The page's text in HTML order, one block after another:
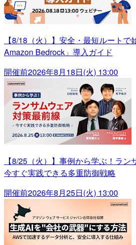
【8/18（火）】安全・最短ルート
Amazon Bedrock」導入ガイド
開催前2026年8月18日(火) 13:00
【8/25（火）】事例から学ぶ！ラ
今すぐ実践できる多重防御戦略
開催前2026年8月25日(火) 13:00